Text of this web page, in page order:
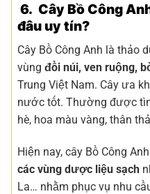
6. Cây Bồ Công
đâu uy tín?
Cây Bồ Công Anh là thảo
vùng đồi núi, ven ruộng,
Trung Việt Nam. Cây ưa
nước tốt. Thường được
hè, hoa màu vàng, thân
Hiện nay, cây Bồ Công
các vùng dược liệu sạch
La… nhằm phục vụ nhu